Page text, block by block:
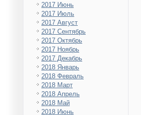
2017 Июнь
2017 Июль
2017 Август
2017 Сентябрь
2017 Октябрь
2017 Ноябрь
2017 Декабрь
2018 Январь
2018 Февраль
2018 Март
2018 Апрель
2018 Май
2018 Июнь